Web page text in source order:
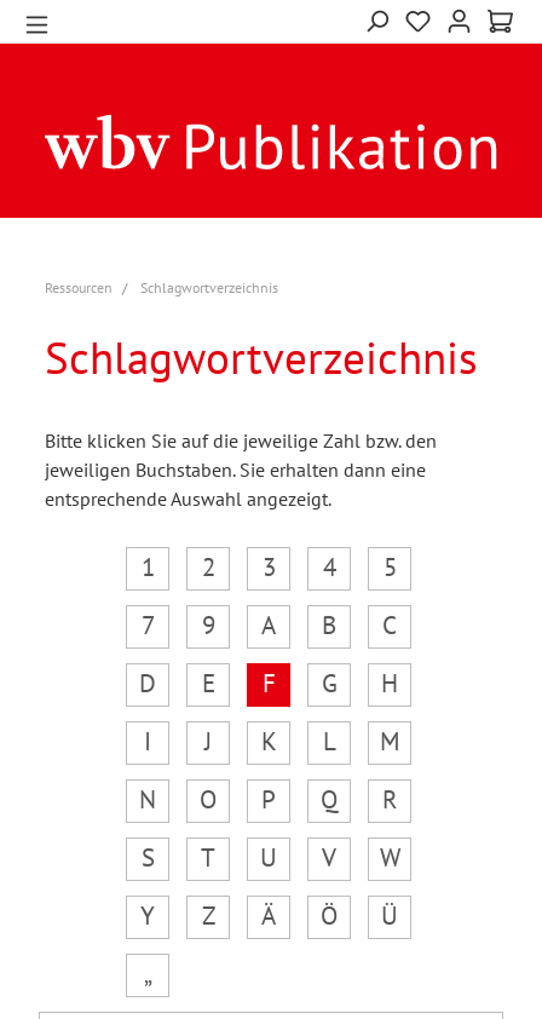
Ressourcen Schlagwortverzeichnis
Schlagwortverzeichnis
Bitte klicken Sie auf die jeweilige Zahl bzw. den
jeweiligen Buchstaben. Sie erhalten dann eine
entsprechende Auswahl angezeigt.
1 2 3 4
5
7
9 A B
C
D
E F G
H
I
J K L
M
N
O P Q
R
S
T U V
W
Y
Z Ä Ö
Ü
„